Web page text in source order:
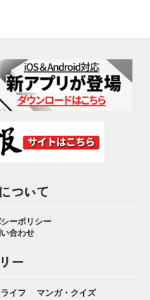
ついて
ーポリシー
合わせ
ー
ライフ マンガ・クイズ